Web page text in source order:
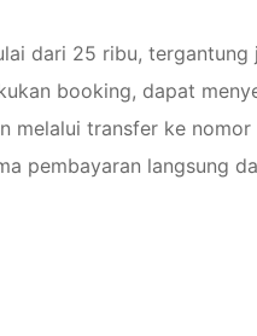
dari 25 ribu, tergantung
booking, dapat
melalui transfer ke
pembayaran langsung